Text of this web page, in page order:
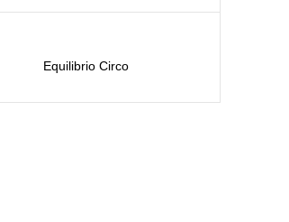
Equilibrio Circo